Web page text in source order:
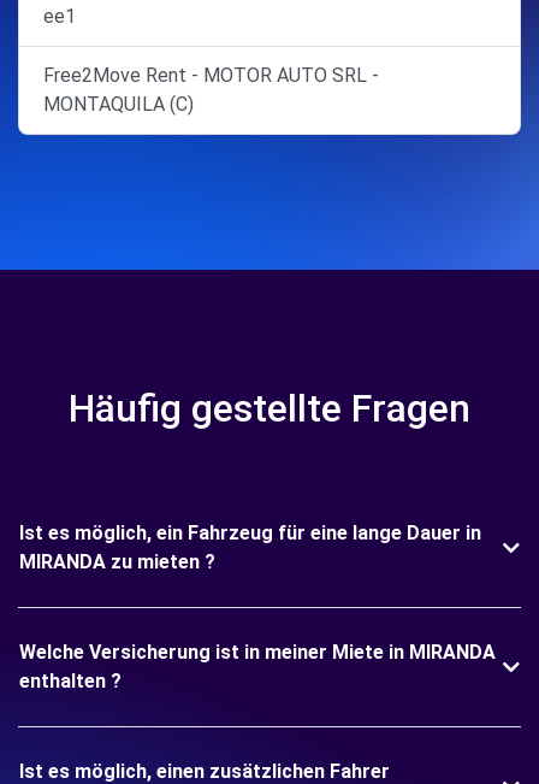
ee1
Free2Move Rent - MOTOR AUTO SRL -
MONTAQUILA (C)
Häufig gestellte Fragen
Ist es möglich, ein Fahrzeug für eine lange Dauer in
MIRANDA zu mieten ?
Welche Versicherung ist in meiner Miete in MIRANDA
enthalten ?
Ist es möglich, einen zusätzlichen Fahrer